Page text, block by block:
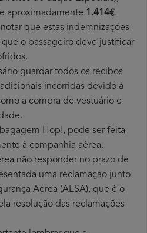
aproximadamente 1.414€.
que estas indemnizações
que o passageiro deve justificar
guardar todos os recibos
incorridas devido à
a compra de vestuário e
Hop!, pode ser feita
à companhia aérea.
não responder no prazo de
uma reclamação junto
Aérea (AESA), que é o
resolução das reclamações